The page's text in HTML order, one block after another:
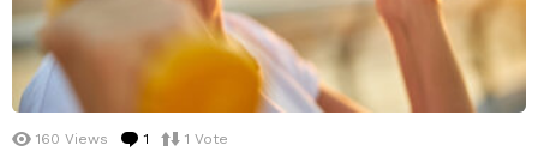
160 Views 1 komentarz
1 Vote